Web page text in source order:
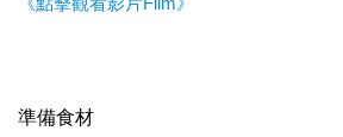
準備食材